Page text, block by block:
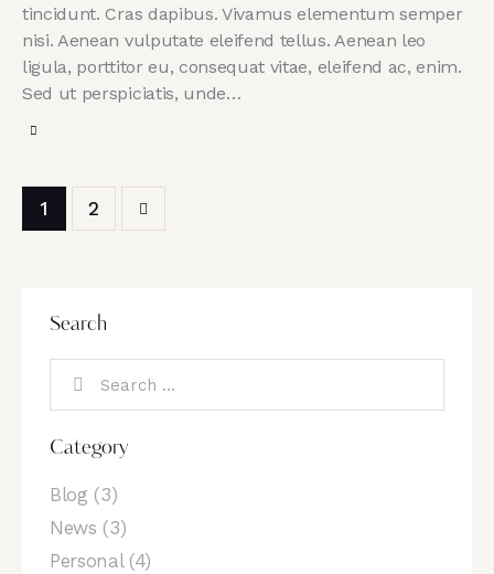
tincidunt. Cras dapibus. Vivamus elementum semper
nisi. Aenean vulputate eleifend tellus. Aenean leo
ligula, porttitor eu, consequat vitae, eleifend ac, enim.
Sed ut perspiciatis, unde…
1 2
Search
Category
Blog (3)
News (3)
Personal(4)